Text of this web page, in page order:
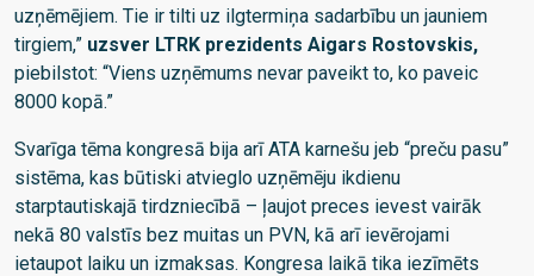
uzņēmējiem. Tie ir tilti uz ilgtermiņa sadarbību un jauniem
tirgiem,” uzsver LTRK prezidents Aigars Rostovskis,
piebilstot: “Viens uzņēmums nevar paveikt to, ko paveic
8000 kopā.”
Svarīga tēma kongresā bija arī ATA karnešu jeb “preču pasu”
sistēma, kas būtiski atvieglo uzņēmēju ikdienu
starptautiskajā tirdzniecībā – ļaujot preces ievest vairāk
nekā 80 valstīs bez muitas un PVN, kā arī ievērojami
ietaupot laiku un izmaksas. Kongresa laikā tika iezīmēts